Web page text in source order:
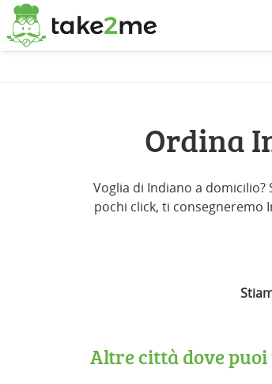
Ordina
Voglia di Indiano a
pochi click, ti consegneremo
Altre città dove